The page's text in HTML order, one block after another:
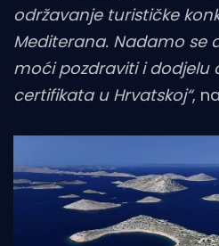
održavanje turističke
Mediterana. Nadamo se
moći pozdraviti i dodjelu
certifikata u Hrvatskoj“,